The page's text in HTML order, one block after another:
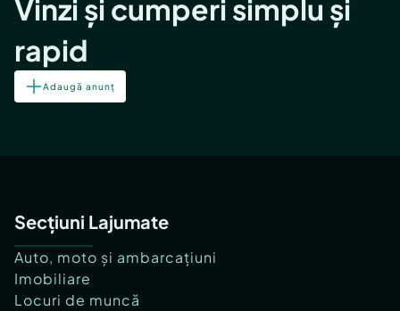
Vinzi și cumperi simplu și
rapid
Adaugă anunț
Secțiuni Lajumate
Auto, moto și ambarcațiuni
Imobiliare
Locuri de muncă